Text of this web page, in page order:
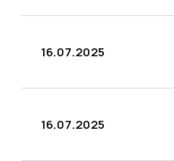
16.07.2025
16.07.2025